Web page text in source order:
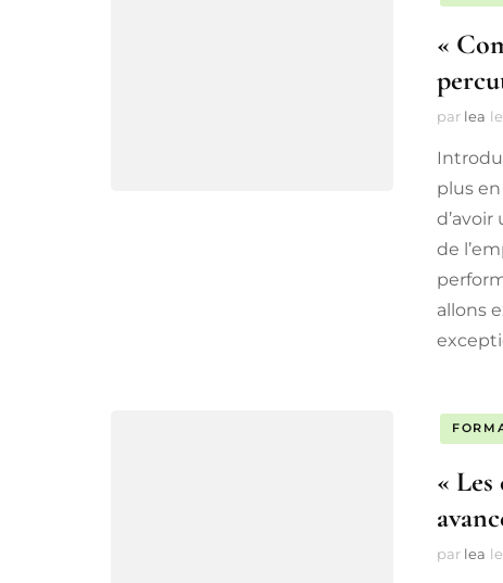
«
par lea le
plus
de
allons
«
par lea le